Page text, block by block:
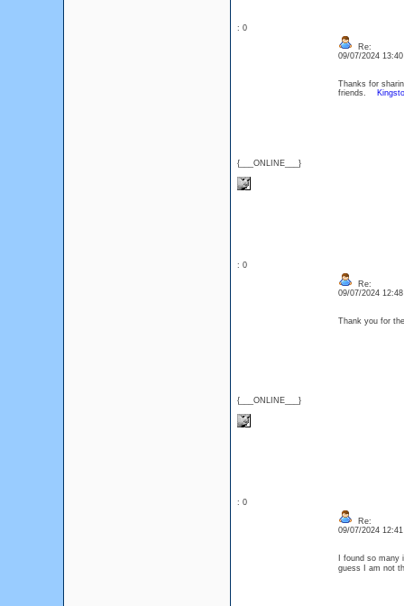
: 0
{___ONLINE___}
Re:
09/07/2024
Thanks for
friends.
: 0
{___ONLINE___}
Re:
09/07/2024
Thank you for
: 0
Re:
09/07/2024
I found so
guess I am not